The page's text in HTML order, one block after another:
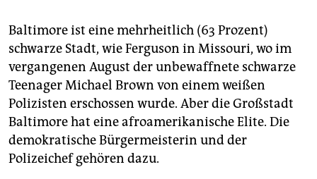
Baltimore ist eine mehrheitlich (63 Prozent)
schwarze Stadt, wie Ferguson in Missouri, wo im
vergangenen August der unbewaffnete schwarze
Teenager Michael Brown von einem weißen
Polizisten erschossen wurde. Aber die Großstadt
Baltimore hat eine afroamerikanische Elite. Die
demokratische Bürgermeisterin und der
Polizeichef gehören dazu.